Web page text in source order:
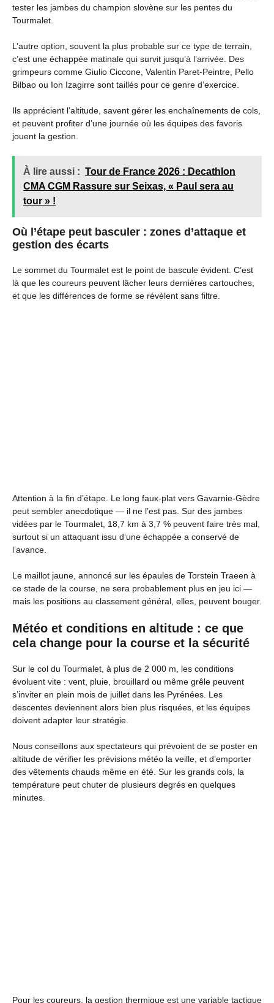
tester les jambes du champion slovène sur les pentes du
Tourmalet.
L’autre option, souvent la plus probable sur ce type de terrain,
c’est une échappée matinale qui survit jusqu’à l’arrivée. Des
grimpeurs comme Giulio Ciccone, Valentin Paret-Peintre, Pello
Bilbao ou Ion Izagirre sont taillés pour ce genre d’exercice.
Ils apprécient l’altitude, savent gérer les enchaînements de cols,
et peuvent profiter d’une journée où les équipes des favoris
jouent la gestion.
À lire aussi : Tour de France 2026 : Decathlon
CMA CGM Rassure sur Seixas, « Paul sera au
tour » !
Où l’étape peut basculer : zones d’attaque et
gestion des écarts
Le sommet du Tourmalet est le point de bascule évident. C’est
là que les coureurs peuvent lâcher leurs dernières cartouches,
et que les différences de forme se révèlent sans filtre.
Attention à la fin d’étape. Le long faux-plat vers Gavarnie-Gèdre
peut sembler anecdotique — il ne l’est pas. Sur des jambes
vidées par le Tourmalet, 18,7 km à 3,7 % peuvent faire très mal,
surtout si un attaquant issu d’une échappée a conservé de
l’avance.
Le maillot jaune, annoncé sur les épaules de Torstein Traeen à
ce stade de la course, ne sera probablement plus en jeu ici —
mais les positions au classement général, elles, peuvent bouger.
Météo et conditions en altitude : ce que
cela change pour la course et la sécurité
Sur le col du Tourmalet, à plus de 2 000 m, les conditions
évoluent vite : vent, pluie, brouillard ou même grêle peuvent
s’inviter en plein mois de juillet dans les Pyrénées. Les
descentes deviennent alors bien plus risquées, et les équipes
doivent adapter leur stratégie.
Nous conseillons aux spectateurs qui prévoient de se poster en
altitude de vérifier les prévisions météo la veille, et d’emporter
des vêtements chauds même en été. Sur les grands cols, la
température peut chuter de plusieurs degrés en quelques
minutes.
Pour les coureurs, la gestion thermique est une variable tactique